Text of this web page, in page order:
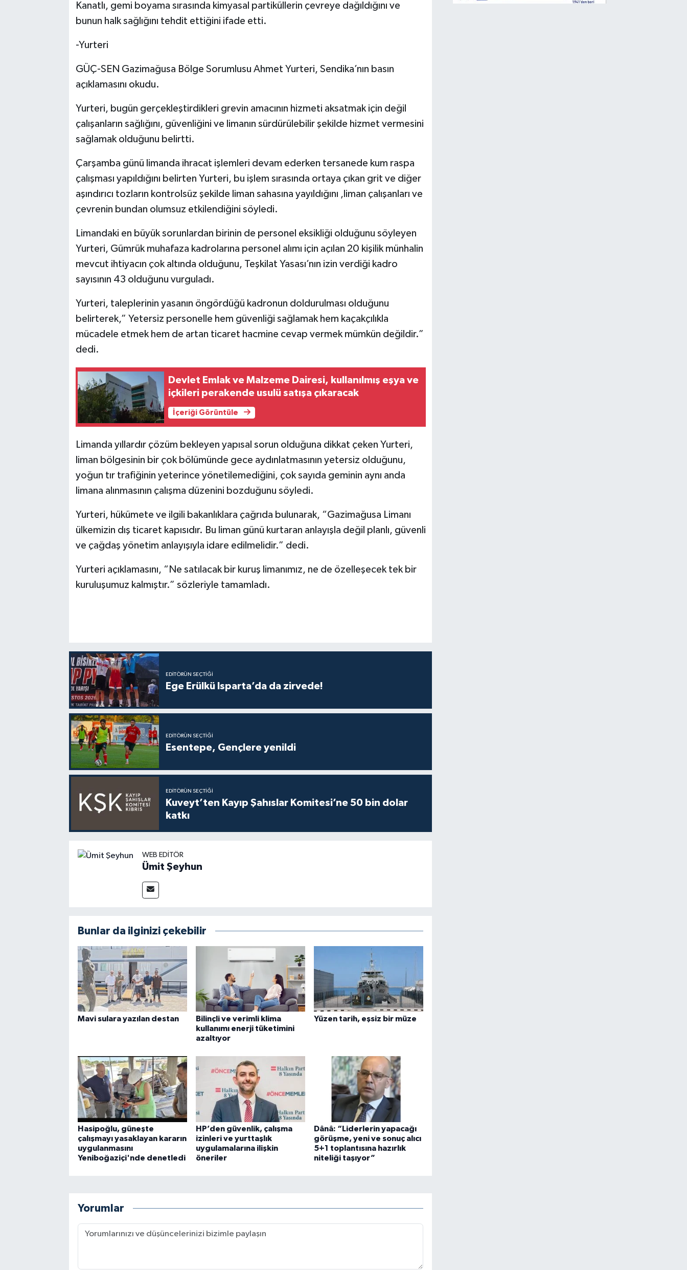
Kanatlı, gemi boyama sırasında kimyasal partiküllerin çevreye dağıldığını ve
bunun halk sağlığını tehdit ettiğini ifade etti.
-Yurteri
GÜÇ-SEN Gazimağusa Bölge Sorumlusu Ahmet Yurteri, Sendika’nın basın
açıklamasını okudu.
Yurteri, bugün gerçekleştirdikleri grevin amacının hizmeti aksatmak için değil
çalışanların sağlığını, güvenliğini ve limanın sürdürülebilir şekilde hizmet vermesini
sağlamak olduğunu belirtti.
Çarşamba günü limanda ihracat işlemleri devam ederken tersanede kum raspa
çalışması yapıldığını belirten Yurteri, bu işlem sırasında ortaya çıkan grit ve diğer
aşındırıcı tozların kontrolsüz şekilde liman sahasına yayıldığını ,liman çalışanları ve
çevrenin bundan olumsuz etkilendiğini söyledi.
Limandaki en büyük sorunlardan birinin de personel eksikliği olduğunu söyleyen
Yurteri, Gümrük muhafaza kadrolarına personel alımı için açılan 20 kişilik münhalin
mevcut ihtiyacın çok altında olduğunu, Teşkilat Yasası’nın izin verdiği kadro
sayısının 43 olduğunu vurguladı.
Yurteri, taleplerinin yasanın öngördüğü kadronun doldurulması olduğunu
belirterek,” Yetersiz personelle hem güvenliği sağlamak hem kaçakçılıkla
mücadele etmek hem de artan ticaret hacmine cevap vermek mümkün değildir.”
dedi.
Devlet Emlak ve Malzeme Dairesi, kullanılmış eşya ve
içkileri perakende usulü satışa çıkaracak
İçeriği Görüntüle
Limanda yıllardır çözüm bekleyen yapısal sorun olduğuna dikkat çeken Yurteri,
liman bölgesinin bir çok bölümünde gece aydınlatmasının yetersiz olduğunu,
yoğun tır trafiğinin yeterince yönetilemediğini, çok sayıda geminin aynı anda
limana alınmasının çalışma düzenini bozduğunu söyledi.
Yurteri, hükümete ve ilgili bakanlıklara çağrıda bulunarak, “Gazimağusa Limanı
ülkemizin dış ticaret kapısıdır. Bu liman günü kurtaran anlayışla değil planlı, güvenli
ve çağdaş yönetim anlayışıyla idare edilmelidir.” dedi.
Yurteri açıklamasını, “Ne satılacak bir kuruş limanımız, ne de özelleşecek tek bir
kuruluşumuz kalmıştır.” sözleriyle tamamladı.
EDITÖRÜN SEÇTIĞI
Ege Erülkü Isparta’da da zirvede!
EDITÖRÜN SEÇTIĞI
Esentepe, Gençlere yenildi
EDITÖRÜN SEÇTIĞI
Kuveyt’ten Kayıp Şahıslar Komitesi’ne 50 bin dolar
katkı
WEB EDITÖR
Ümit Şeyhun
Bunlar da ilginizi çekebilir
Mavi sulara yazılan destan
Bilinçli ve verimli klima
kullanımı enerji tüketimini
azaltıyor
Yüzen tarih, eşsiz bir müze
Hasipoğlu, güneşte
çalışmayı yasaklayan kararın
uygulanmasını
Yeniboğaziçi'nde denetledi
HP’den güvenlik, çalışma
izinleri ve yurttaşlık
uygulamalarına ilişkin
öneriler
Dânâ: “Liderlerin yapacağı
görüşme, yeni ve sonuç alıcı
5+1 toplantısına hazırlık
niteliği taşıyor”
Yorumlar